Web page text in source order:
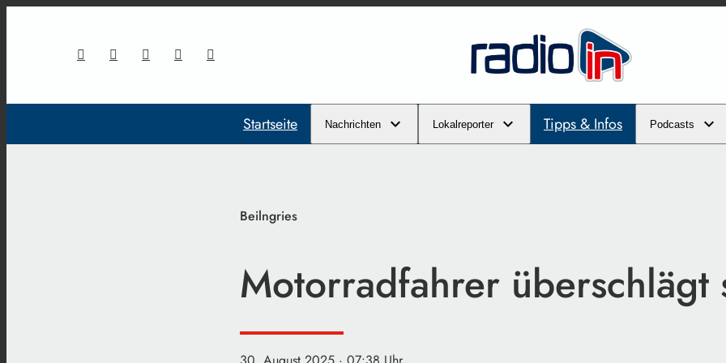
Startseite Nachrichten Lokalreporter Tipps & Infos Podcasts
Beilngries
Motorradfahrer überschlägt